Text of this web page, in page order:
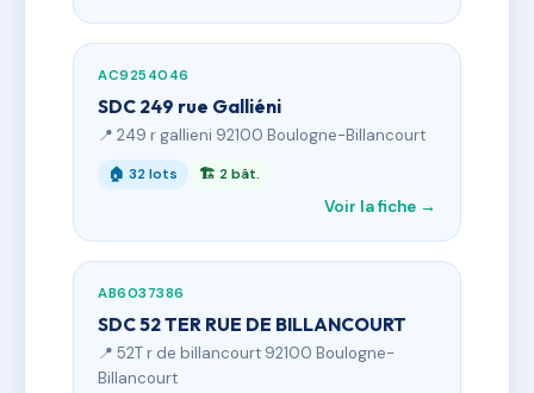
AC9254046
SDC 249 rue Galliéni
📍 249 r gallieni 92100 Boulogne-Billancourt
🏠 32 lots 🏗 2 bât.
Voir la fiche →
AB6037386
SDC 52 TER RUE DE BILLANCOURT
📍 52T r de billancourt 92100 Boulogne-
Billancourt